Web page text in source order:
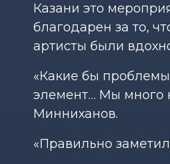
Казани это
благодарен за то,
артисты были
«Какие бы
элемент… Мы много
Минниханов.
«Правильно